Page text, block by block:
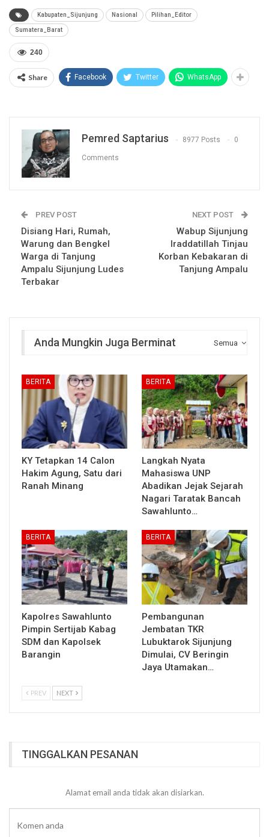
Kabupaten_Sijunjung Nasional Pilihan_Editor
Sumatera_Barat
240
Share Facebook Twitter WhatsApp
Pemred Saptarius 8977 Posts 0
Comments
PREV POST
Disiang Hari, Rumah,
Warung dan Bengkel
Warga di Tanjung
Ampalu Sijunjung Ludes
Terbakar
NEXT POST
Wabup Sijunjung
Iraddatillah Tinjau
Korban Kebakaran di
Tanjung Ampalu
Semua
Anda Mungkin Juga Berminat
BERITA
KY Tetapkan 14 Calon
Hakim Agung, Satu dari
Ranah Minang
BERITA
Langkah Nyata
Mahasiswa UNP
Abadikan Jejak Sejarah
Nagari Taratak Bancah
Sawahlunto…
BERITA
Kapolres Sawahlunto
Pimpin Sertijab Kabag
SDM dan Kapolsek
Barangin
BERITA
Pembangunan
Jembatan TKR
Lubuktarok Sijunjung
Dimulai, CV Beringin
Jaya Utamakan…
PREV NEXT
TINGGALKAN PESANAN
Alamat email anda tidak akan disiarkan.